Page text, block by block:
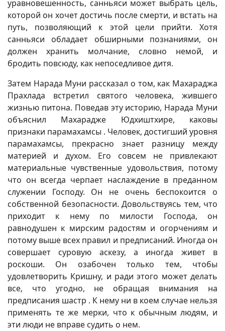
уравновешенность, санньяси может выбрать цель,
которой он хочет достичь после смерти, и встать на
путь, позволяющий к этой цели прийти. Хотя
санньяси обладает обширными познаниями, он
должен хранить молчание, словно немой, и
бродить повсюду, как непоседливое дитя.
Затем Нарада Муни рассказал о том, как Махараджа
Прахлада встретил святого человека, жившего
жизнью питона. Поведав эту историю, Нарада Муни
объяснил Махарадже Юдхиштхире, каковы
признаки парамахамсы . Человек, достигший уровня
парамахамсы, прекрасно знает разницу между
материей и духом. Его совсем не привлекают
материальные чувственные удовольствия, потому
что он всегда черпает наслаждение в преданном
служении Господу. Он не очень беспокоится о
собственной безопасности. Довольствуясь тем, что
приходит к нему по милости Господа, он
равнодушен к мирским радостям и огорчениям и
потому выше всех правил и предписаний. Иногда он
совершает суровую аскезу, а иногда живет в
роскоши. Он озабочен только тем, чтобы
удовлетворить Кришну, и ради этого может делать
все, что угодно, не обращая внимания на
предписания шастр . К нему ни в коем случае нельзя
применять те же мерки, что к обычным людям, и
эти люди не вправе судить о нем.